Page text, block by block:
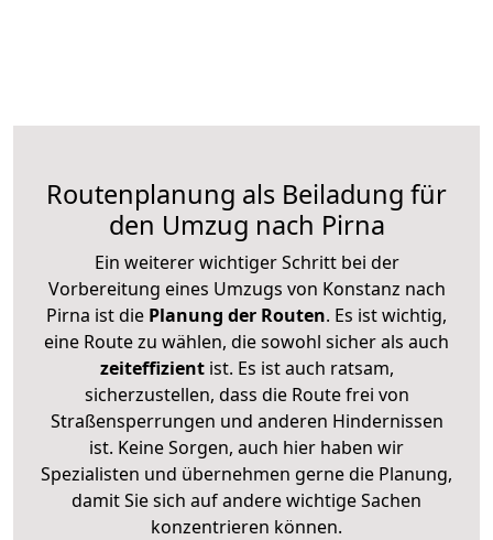
Routenplanung als Beiladung für
den Umzug nach Pirna
Ein weiterer wichtiger Schritt bei der
Vorbereitung eines Umzugs von Konstanz nach
Pirna ist die Planung der Routen. Es ist wichtig,
eine Route zu wählen, die sowohl sicher als auch
zeiteffizientist. Es ist auch ratsam,
sicherzustellen, dass die Route frei von
Straßensperrungen und anderen Hindernissen
ist. Keine Sorgen, auch hier haben wir
Spezialisten und übernehmen gerne die Planung,
damit Sie sich auf andere wichtige Sachen
konzentrieren können.